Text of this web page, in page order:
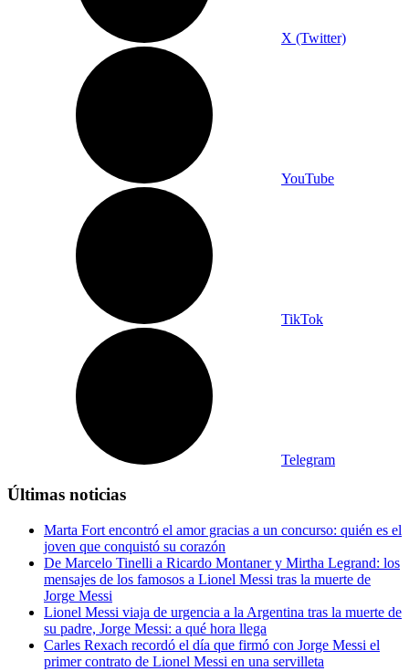
X (Twitter)
YouTube
TikTok
Telegram
Últimas noticias
Marta Fort encontró el amor gracias a un concurso: quién es el
joven que conquistó su corazón
De Marcelo Tinelli a Ricardo Montaner y Mirtha Legrand: los
mensajes de los famosos a Lionel Messi tras la muerte de
Jorge Messi
Lionel Messi viaja de urgencia a la Argentina tras la muerte de
su padre, Jorge Messi: a qué hora llega
Carles Rexach recordó el día que firmó con Jorge Messi el
primer contrato de Lionel Messi en una servilleta